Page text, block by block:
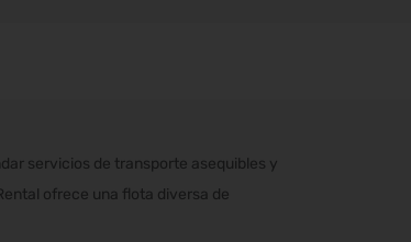
servicios de transporte asequibles y
ofrece una flota diversa de